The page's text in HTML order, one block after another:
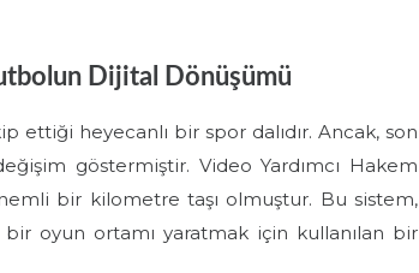
Dijital Dönüşümü
ettiği heyecanlı bir spor dalıdır. Ancak, son
göstermiştir. Video Yardımcı Hakem
bir kilometre taşı olmuştur. Bu sistem,
bir oyun ortamı yaratmak için kullanılan bir